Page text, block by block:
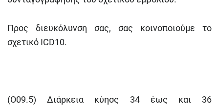
Προς διευκόλυνση σας, σας κοινοποιούμε το
σχετικό ICD10.
(Ο09.5) Διάρκεια κύησς 34 έως και 36